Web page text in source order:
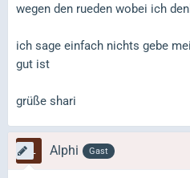
wegen den rueden wobei ich
ich sage einfach nichts gebe
gut ist
grüße shari
Alphi Gast